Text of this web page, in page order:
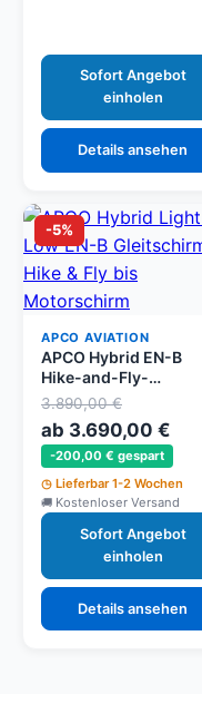
Sofort Angebot
einholen
Details ansehen
-5%
APCO AVIATION
APCO Hybrid EN-B
Hike-and-Fly-
Gleitschirm
3.890,00 €
ab 3.690,00 €
-200,00 € gespart
Lieferbar 1-2 Wochen
Kostenloser Versand
Sofort Angebot
einholen
Details ansehen